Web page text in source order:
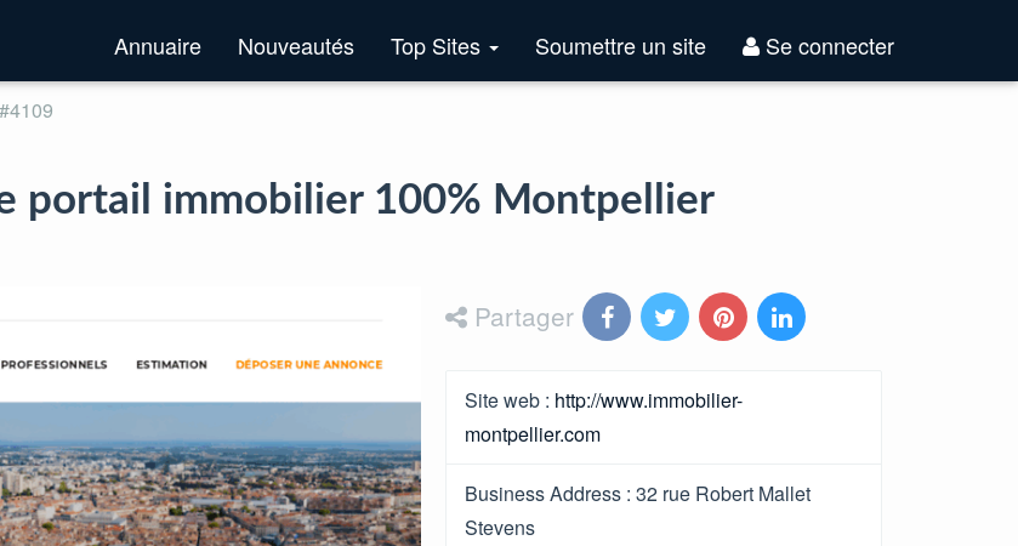
Se connecter
Annuaire Nouveautés Top Sites Top
Soumettre un site
portail immobilier 100% Montpellier
Partager
Site web : http://www.immobilier-
montpellier.com
Business Address : 32 rue Robert Mallet
Stevens